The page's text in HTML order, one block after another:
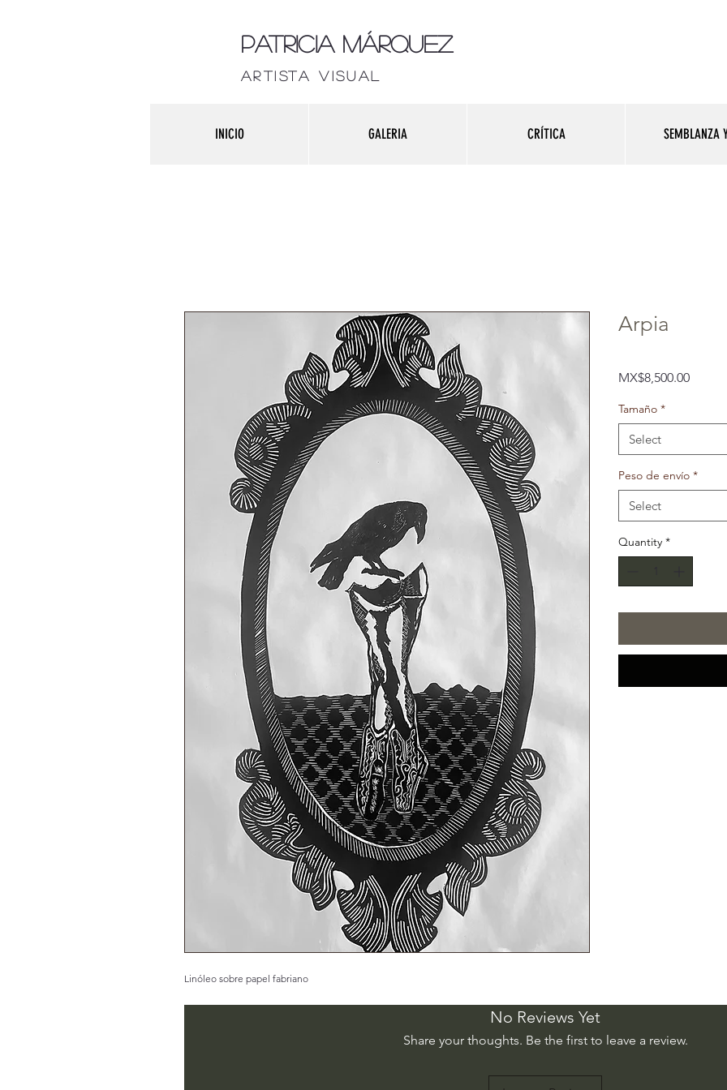
Patricia Márquez
artista visu al
INICIO GALERIA CRÍTICA SEMBLANZA
Linóleo sobre papel fabriano
Arpia
MX$8,500.00Price
Tamaño *
Select
Peso de envío *
Select
Quantity *
No Reviews Yet
Share your thoughts. Be the first to leave a review.